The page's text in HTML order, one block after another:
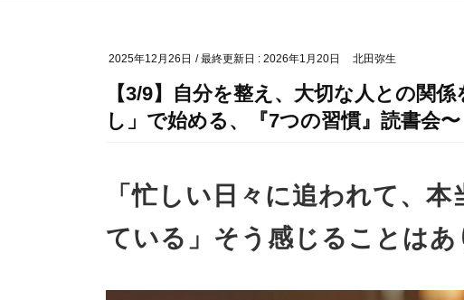
2025年12月26日 / 最終更新日 : 2026年1月20日 北田弥生
【3/9】自分を整え、大切な人との関
し」で始める、『7つの習慣』読書会〜
「忙しい日々に追われて、
ている」そう感じることはあ